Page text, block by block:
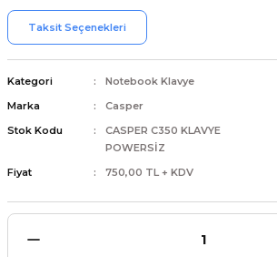
Taksit Seçenekleri
Kategori
Notebook Klavye
Marka
Casper
Stok Kodu
CASPER C350 KLAVYE
POWERSİZ
Fiyat
750,00 TL + KDV